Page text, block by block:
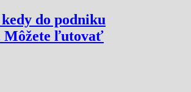
do podniku
Môžete ľutovať